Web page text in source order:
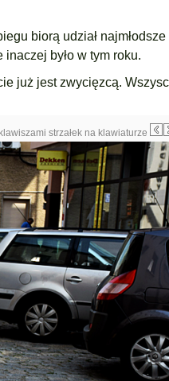
biorą udział
było w tym roku.
już jest zwycięzcą.
strzałek na klawiaturze